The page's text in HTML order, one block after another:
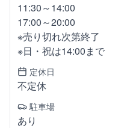
11:30～14:00
17:00～20:00
※売り切れ次第終了
※日・祝は14:00まで
定休日
不定休
駐車場
あり